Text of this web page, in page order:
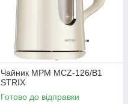
Чайник MPM MCZ-126/B1
STRIX
Готово до відправки